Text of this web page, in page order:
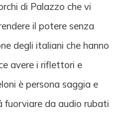
di Palazzo che vi
il potere senza
degli italiani che hanno
avere i riflettori e
è persona saggia e
fuorviare da audio rubati